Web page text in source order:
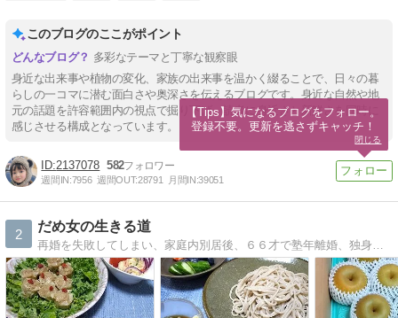
このブログのここがポイント
多彩なテーマと丁寧な観察眼
身近な出来事や植物の変化、家族の出来事を温かく綴ることで、日々の暮
らしの一コマに潜む面白さや奥深さを伝えるブログです。身近な自然や地
元の話題を許容範囲内の視点で掘り下げ、読者に身近さと新鮮さを同時に
感じさせる構成となっています。
2137078 582
週間IN:7956 週間OUT:28791 月間IN:39051
2
だめ女の生きる道
【Tips】気になるブログをフォロー。
登録不要。更新を逃さずキャッチ！
閉じる